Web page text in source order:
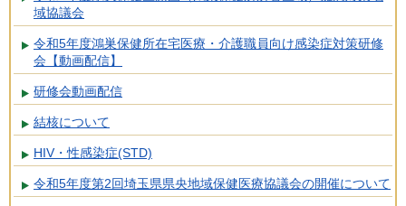
域協議会
令和5年度鴻巣保健所在宅医療・介護職員向け感染症対策研修
会【動画配信】
研修会動画配信
結核について
HIV・性感染症(STD)
令和5年度第2回埼玉県県央地域保健医療協議会の開催について